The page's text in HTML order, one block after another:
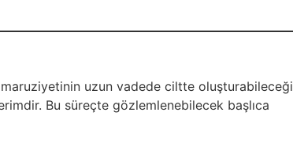
maruziyetinin uzun vadede ciltte oluşturabileceği
Bu süreçte gözlemlenebilecek başlıca